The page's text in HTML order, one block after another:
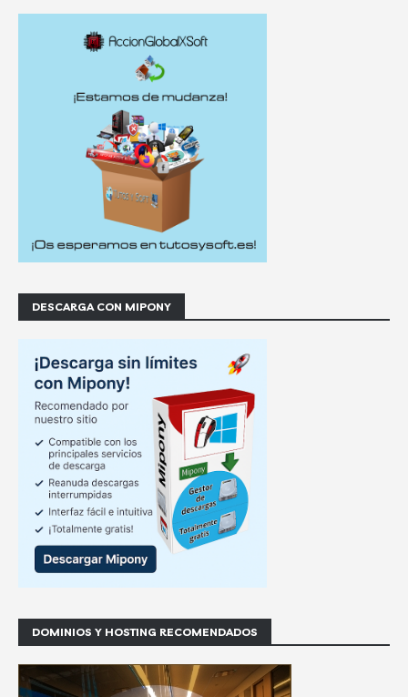
DESCARGA CON MIPONY
DOMINIOS Y HOSTING RECOMENDADOS